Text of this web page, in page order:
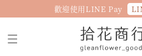
歡迎使用LINE Pay